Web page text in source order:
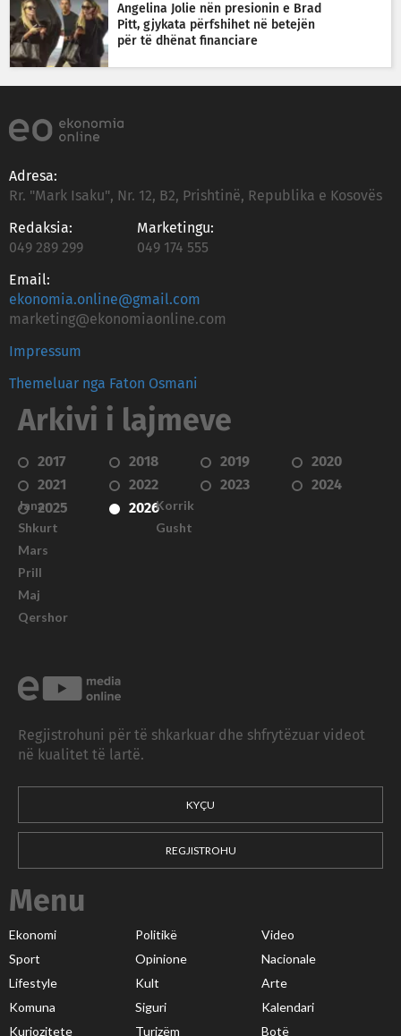
Angelina Jolie nën presionin e Brad
Pitt, gjykata përfshihet në betejën
për të dhënat financiare
Adresa:
Rr. "Mark Isaku", Nr. 12, B2, Prishtinë, Republika e Kosovës
Redaksia:
049 289 299
Marketingu:
049 174 555
Email:
ekonomia.online@gmail.com
marketing@ekonomiaonline.com
Impressum
Themeluar nga Faton Osmani
Arkivi i lajmeve
2017 2018 2019
2020
2021
2022 2023
2024
2025
2026
Janar
Shkurt
Mars
Prill
Maj
Qershor
Korrik
Gusht
Regjistrohuni për të shkarkuar dhe shfrytëzuar videot
në kualitet të lartë.
KYÇU
REGJISTROHU
Menu
Ekonomi Politikë
Video
Sport
Opinione
Nacionale
Lifestyle
Kult
Arte
Komuna
Siguri
Kalendari
Kuriozitete
Turizëm Botë